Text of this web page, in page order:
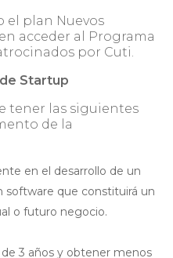
el plan Nuevos
acceder al Programa
por Cuti.
Startup
tener las siguientes
de la
en el desarrollo de un
software que constituirá un
o futuro negocio.
3 años y obtener menos